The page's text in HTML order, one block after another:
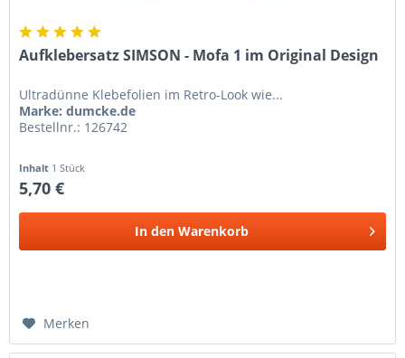
Aufklebersatz SIMSON - Mofa 1 im Original Design
Ultradünne Klebefolien im Retro-Look wie...
Marke: dumcke.de
Bestellnr.: 126742
Inhalt 1 Stück
5,70 €
In den Warenkorb
Merken